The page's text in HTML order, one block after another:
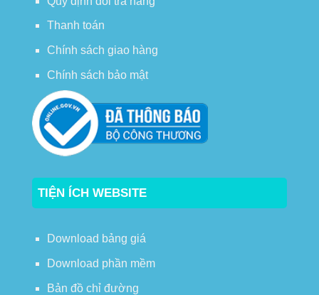
Thanh toán
Chính sách giao hàng
Chính sách bảo mật
TIỆN ÍCH WEBSITE
Download bảng giá
Download phần mềm
Bản đồ chỉ đường